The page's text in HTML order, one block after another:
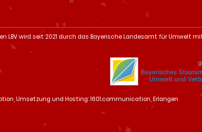
LBV wird seit 2021 durch das Bayerische Landesamt für Umwelt
Umsetzung und Hosting: 1601.communication, Erlangen